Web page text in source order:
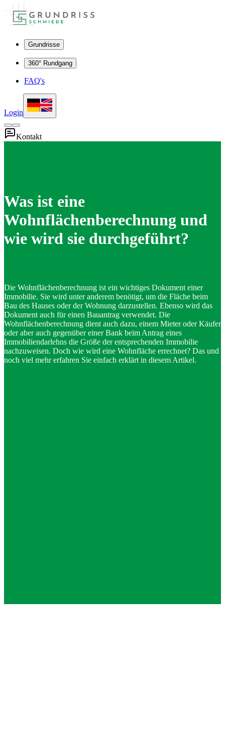
Grundrisse
360° Rundgang
FAQ's
Login
Kontakt
Was ist eine
Wohnflächenberechnung und
wie wird sie durchgeführt?
Die Wohnflächenberechnung ist ein wichtiges Dokument einer
Immobilie. Sie wird unter anderem benötigt, um die Fläche beim
Bau des Hauses oder der Wohnung darzustellen. Ebenso wird das
Dokument auch für einen Bauantrag verwendet. Die
Wohnflächenberechnung dient auch dazu, einem Mieter oder Käufer
oder aber auch gegenüber einer Bank beim Antrag eines
Immobiliendarlehns die Größe der entsprechenden Immobilie
nachzuweisen. Doch wie wird eine Wohnfläche errechnet? Das und
noch viel mehr erfahren Sie einfach erklärt in diesem Artikel.